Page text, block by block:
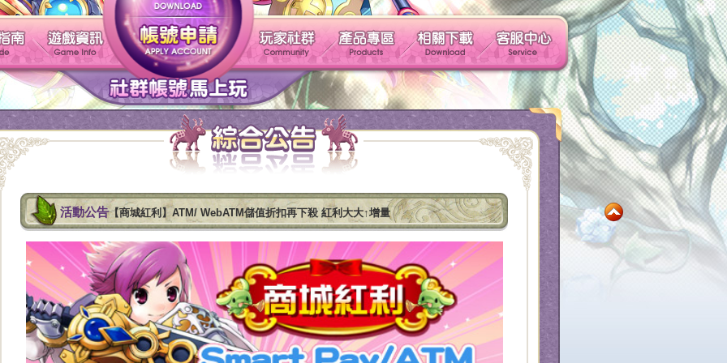
遊戲介紹 新手指南 遊戲資訊 玩家社群 產品專區 相關下載 客服中心
帳號申請
社群帳號馬上玩
活動公告【商城紅利】ATM/ WebATM儲值折扣再下殺 紅利大大↑增量